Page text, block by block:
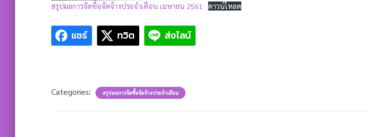
สรุปผลการจัดซื้อจัดจ้างประจำเดือน เมษายน 2561 ดาวน์โหลด
แชร์ ทวิต ส่งไลน์
Categories: สรุปผลการจัดซื้อจัดจ้างประจำเดือน